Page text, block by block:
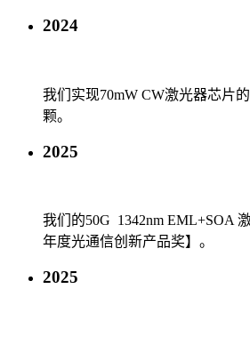
2024
我们实现70mW CW激光器芯片
颗。
2025
我们的50G 1342nm EML+SOA
年度光通信创新产品奖】。
2025